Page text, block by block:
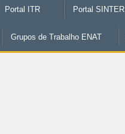
Portal ITR Portal SINTER
Grupos de Trabalho ENAT